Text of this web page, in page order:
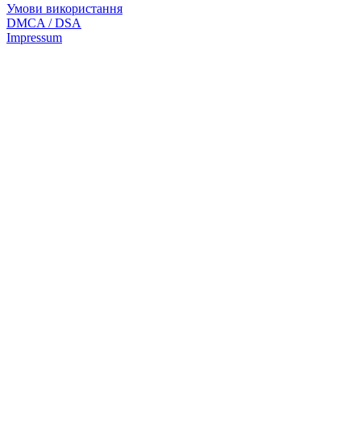
Умови використання
DMCA / DSA
Impressum